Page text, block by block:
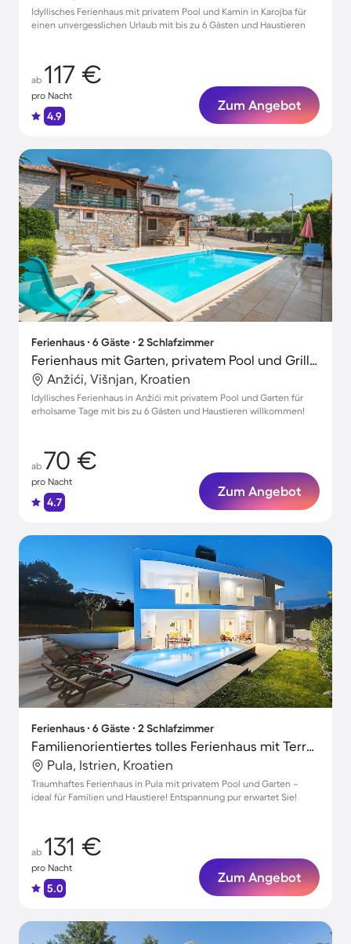
Idyllisches Ferienhaus mit privatem Pool und Kamin in Karojba für
einen unvergesslichen Urlaub mit bis zu 6 Gästen und Haustieren
ab 117 €
pro Nacht
4.9
Zum Angebot
Ferienhaus ∙ 6 Gäste ∙ 2 Schlafzimmer
Ferienhaus mit Garten, privatem Pool und Grill | Haustiere erlaubt
Anžići, Višnjan, Kroatien
Idyllisches Ferienhaus in Anžići mit privatem Pool und Garten für
erholsame Tage mit bis zu 6 Gästen und Haustieren willkommen!
ab 70 €
pro Nacht
4.7
Zum Angebot
Ferienhaus ∙ 6 Gäste ∙ 2 Schlafzimmer
Familienorientiertes tolles Ferienhaus mit Terrasse, Whirlpool und Garten | Haustiere erlaubt
Pula, Istrien, Kroatien
Traumhaftes Ferienhaus in Pula mit privatem Pool und Garten –
ideal für Familien und Haustiere! Entspannung pur erwartet Sie!
ab 131 €
pro Nacht
5.0
Zum Angebot